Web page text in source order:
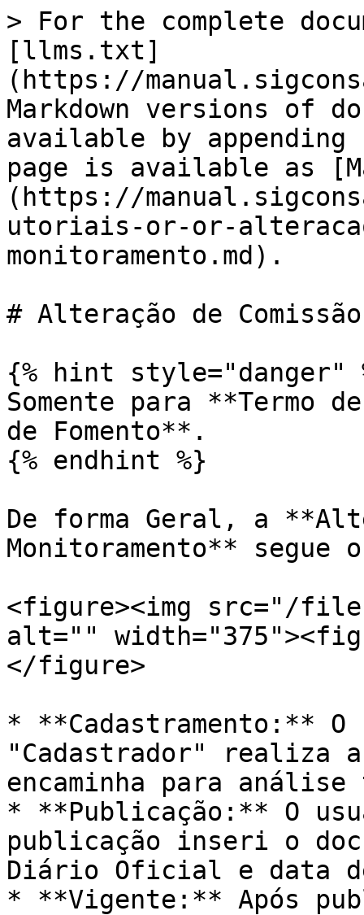
> For the complete
[llms.txt]
(https://
Markdown versions of
available by
page is available as
(https://
utoriais-or-or-
monitoramento.md).
# Alteração de
{% hint style="danger"
Somente para **Termo
de Fomento**.
{% endhint %}
De forma Geral, a
Monitoramento**
<figure><img src="/files/
alt=""
</figure>
* **Cadastramento:**
"Cadastrador" realiza
encaminha para
* **Publicação:** O
publicação inseri o
Diário Oficial e data
* **Vigente:** Após